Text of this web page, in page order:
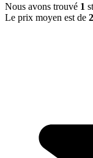
Nous avons trouvé 1
Le prix moyen est de